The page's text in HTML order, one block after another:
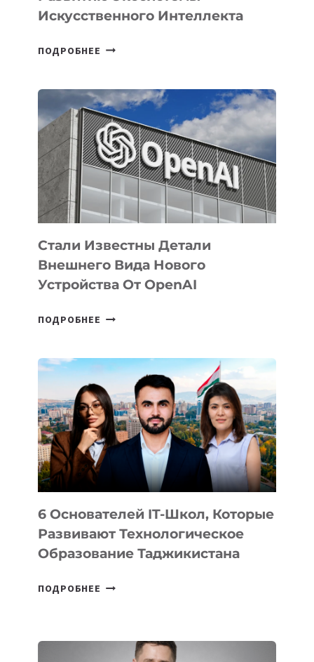
Искусственного Интеллекта
ПОДРОБНЕЕ В
ПРИОРИТЕТНЫЕ
ЗАДАЧИ
ПО
РАЗВИТИЮ
ЭКОСИСТЕМЫ
ИСКУССТВЕННОГО
ИНТЕЛЛЕКТА
Стали Известны Детали
Внешнего Вида Нового
Устройства От OpenAI
ПОДРОБНЕЕ СТАЛИ
ВНЕШНЕГО
ВИДА
НОВОГО
УСТРОЙСТВА
ОТ
OPENAI
6 Основателей IT-Школ, Которые
Развивают Технологическое
Образование Таджикистана
ПОДРОБНЕЕ
КОТОРЫЕ